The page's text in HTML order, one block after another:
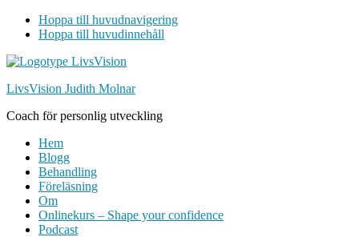
Hoppa till huvudnavigering
Hoppa till huvudinnehåll
LivsVision Judith Molnar
Coach för personlig utveckling
Hem
Blogg
Behandling
Föreläsning
Om
Onlinekurs – Shape your confidence
Podcast